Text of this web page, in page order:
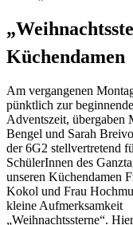
Küchendamen
Am vergangenen
pünktlich zur
Adventszeit, übergaben
Bengel und Sarah
der 6G2 stellvertretend
SchülerInnen des
unseren Küchendamen
Kokol und Frau
kleine Aufmerksamkeit
„Weihnachtssterne“.